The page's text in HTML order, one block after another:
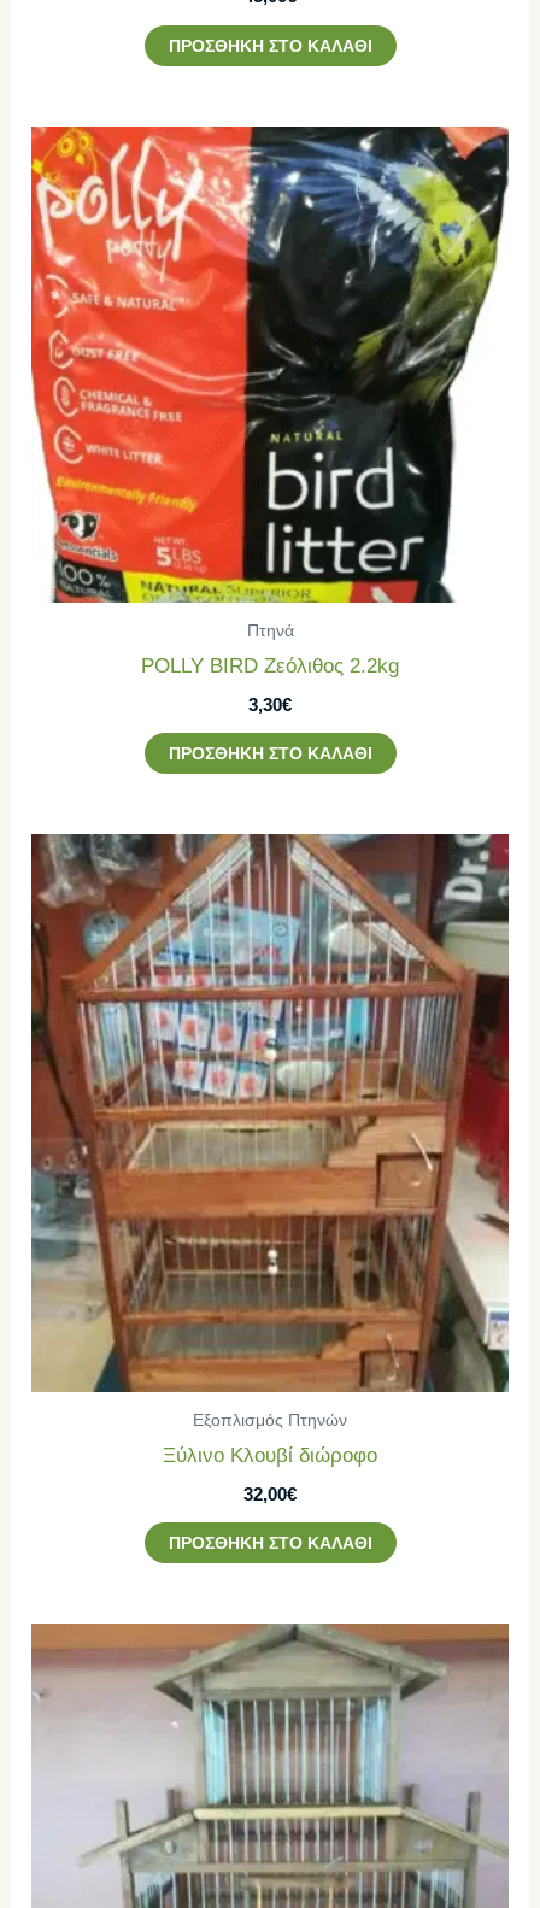
ΠΡΟΣΘΉΚΗ ΣΤΟ ΚΑΛΆΘΙ
Πτηνά
POLLY BIRD Ζεόλιθος 2.2kg
3,30€
ΠΡΟΣΘΉΚΗ ΣΤΟ ΚΑΛΆΘΙ
Εξοπλισμός Πτηνών
Ξύλινο Κλουβί διώροφο
32,00€
ΠΡΟΣΘΉΚΗ ΣΤΟ ΚΑΛΆΘΙ